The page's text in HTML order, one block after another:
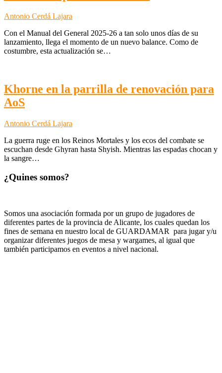
Antonio Cerdá Lajara
Con el Manual del General 2025-26 a tan solo unos días de su
lanzamiento, llega el momento de un nuevo balance. Como de
costumbre, esta actualización se…
Khorne en la parrilla de renovación para
AoS
Antonio Cerdá Lajara
La guerra ruge en los Reinos Mortales y los ecos del combate se
escuchan desde Ghyran hasta Shyish. Mientras las espadas chocan y
la sangre…
¿Quines somos?
Somos una asociación formada por un grupo de jugadores de
diferentes partes de la provincia de Alicante, los cuales quedan los
fines de semana en nuestro local de GUARDAMAR para jugar y/u
organizar diferentes juegos de mesa y wargames, al igual que
también participamos en eventos a nivel nacional.